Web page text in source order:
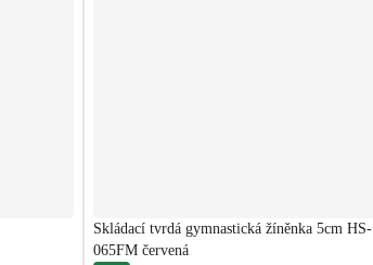
Skládací tvrdá gymnastická žíněnka 5cm HS-
065FM červená